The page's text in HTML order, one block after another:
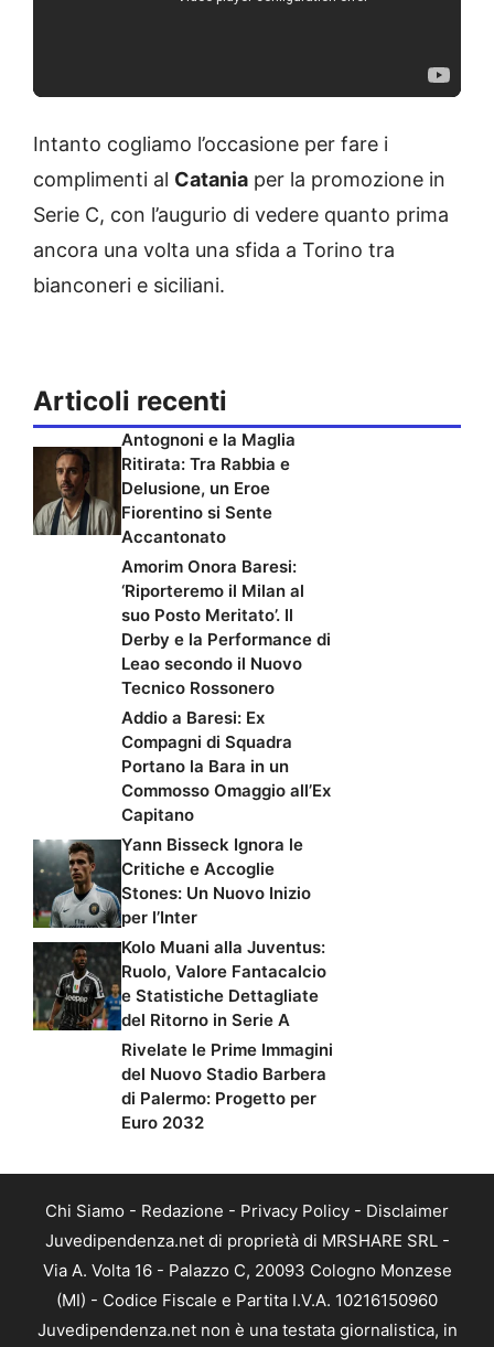
Intanto cogliamo l’occasione per fare i
complimenti al Catania per la promozione in
Serie C, con l’augurio di vedere quanto prima
ancora una volta una sfida a Torino tra
bianconeri e siciliani.
Articoli recenti
Antognoni e la Maglia
Ritirata: Tra Rabbia e
Delusione, un Eroe
Fiorentino si Sente
Accantonato
Amorim Onora Baresi:
‘Riporteremo il Milan al
suo Posto Meritato’. Il
Derby e la Performance di
Leao secondo il Nuovo
Tecnico Rossonero
Addio a Baresi: Ex
Compagni di Squadra
Portano la Bara in un
Commosso Omaggio all’Ex
Capitano
Yann Bisseck Ignora le
Critiche e Accoglie
Stones: Un Nuovo Inizio
per l’Inter
Kolo Muani alla Juventus:
Ruolo, Valore Fantacalcio
e Statistiche Dettagliate
del Ritorno in Serie A
Rivelate le Prime Immagini
del Nuovo Stadio Barbera
di Palermo: Progetto per
Euro 2032
Chi Siamo - Redazione - Privacy Policy - Disclaimer
Juvedipendenza.net di proprietà di MRSHARE SRL -
Via A. Volta 16 - Palazzo C, 20093 Cologno Monzese
(MI) - Codice Fiscale e Partita I.V.A. 10216150960
Juvedipendenza.net non è una testata giornalistica, in